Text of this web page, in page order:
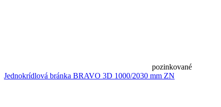
pozinkované
Jednokrídlová bránka BRAVO 3D 1000/2030 mm ZN